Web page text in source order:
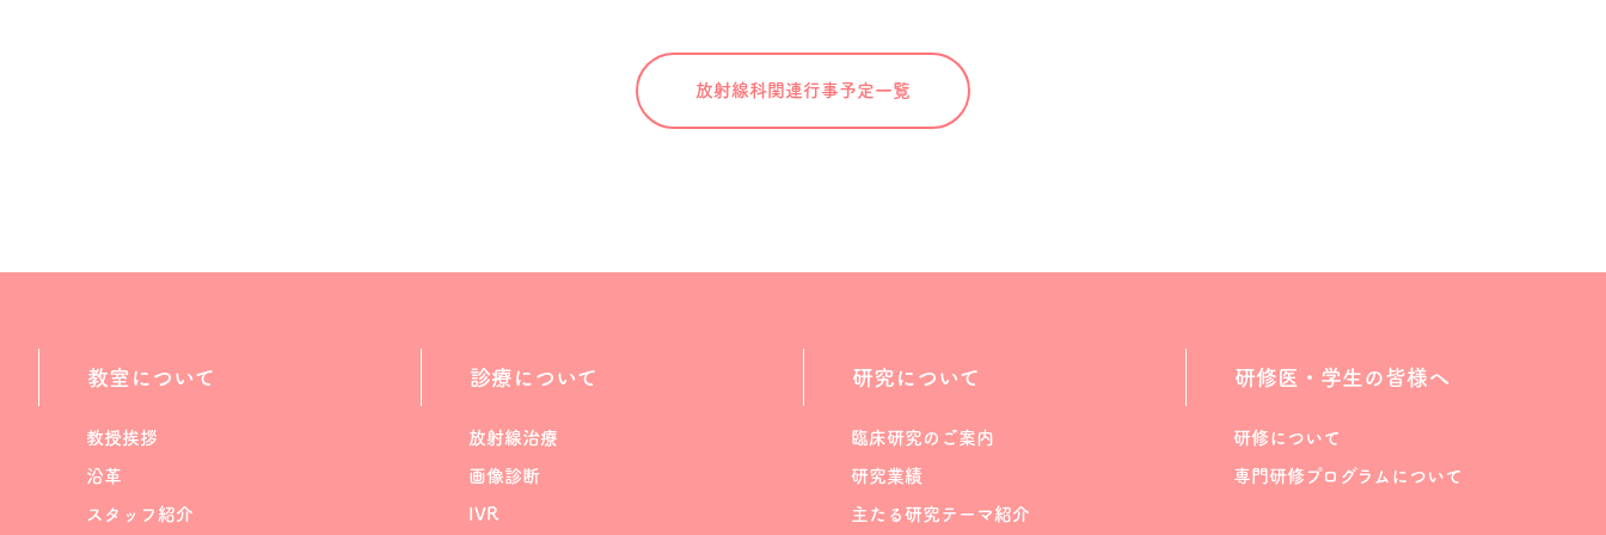
放射線科関連行事予定一覧
教室について
教授挨拶
沿革
スタッフ紹介
診療について
放射線治療
画像診断
IVR
研究について
臨床研究のご案内
研究業績
主たる研究テーマ紹介
研修医・学生の皆様へ
研修について
専門研修プログラムについて